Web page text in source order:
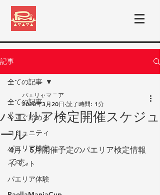
記事
全ての記事
今すぐ始める
コミュニティ
パエリア検定
イベント
パエリア体験
全ての記事
パエリア検定開催スケジュ
ール
パエリャマニア
2020年3月20日 読了時間: 1分
4月・5月開催予定のパエリア検定情報
です。